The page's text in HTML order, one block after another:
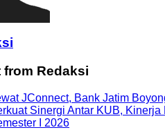
from Redaksi
JConnect, Bank Jatim
Sinergi Antar KUB,
I 2026